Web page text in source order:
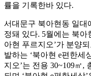
률을 기록한바 있다.
서대문구 북아현동 일대
정돼 있다. 5월에는 북아
아현 푸르지오’가 분양
발하는 ‘북아현 e편한세
지오’는 전용 30~109㎡,